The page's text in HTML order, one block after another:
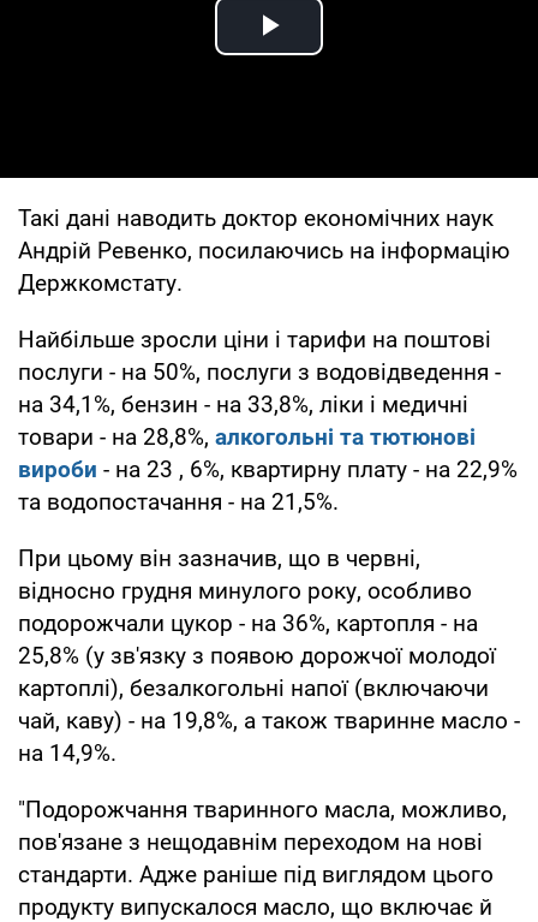
Play Video
Такі дані наводить доктор економічних наук
Андрій Ревенко, посилаючись на інформацію
Держкомстату.
Найбільше зросли ціни і тарифи на поштові
послуги - на 50%, послуги з водовідведення -
на 34,1%, бензин - на 33,8%, ліки і медичні
товари - на 28,8%, алкогольні та тютюнові
вироби - на 23 , 6%, квартирну плату - на 22,9%
та водопостачання - на 21,5%.
При цьому він зазначив, що в червні,
відносно грудня минулого року, особливо
подорожчали цукор - на 36%, картопля - на
25,8% (у зв'язку з появою дорожчої молодої
картоплі), безалкогольні напої (включаючи
чай, каву) - на 19,8%, а також тваринне масло -
на 14,9%.
"Подорожчання тваринного масла, можливо,
пов'язане з нещодавнім переходом на нові
стандарти. Адже раніше під виглядом цього
продукту випускалося масло, що включає й